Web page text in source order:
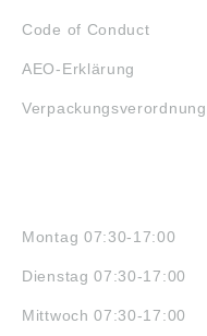
Code of Conduct
AEO-Erklärung
Verpackungsverordnung
Montag 07:30-17:00
Dienstag 07:30-17:00
Mittwoch 07:30-17:00